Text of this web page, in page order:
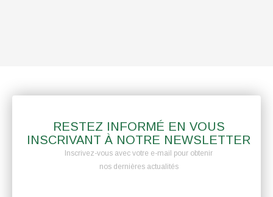
RESTEZ INFORMÉ EN VOUS
INSCRIVANT À NOTRE NEWSLETTER
Inscrivez-vous avec votre e-mail pour obtenir
nos dernières actualités